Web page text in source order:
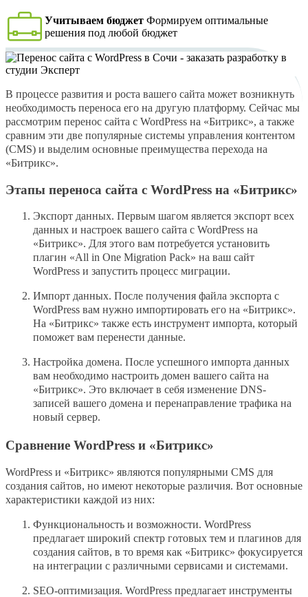
Учитываем бюджет Формируем оптимальные
решения под любой бюджет
В процессе развития и роста вашего сайта может возникнуть
необходимость переноса его на другую платформу. Сейчас мы
рассмотрим перенос сайта с WordPress на «Битрикс», а также
сравним эти две популярные системы управления контентом
(CMS) и выделим основные преимущества перехода на
«Битрикс».
Этапы переноса сайта с WordPress на «Битрикс»
Экспорт данных. Первым шагом является экспорт всех
данных и настроек вашего сайта с WordPress на
«Битрикс». Для этого вам потребуется установить
плагин «All in One Migration Pack» на ваш сайт
WordPress и запустить процесс миграции.
Импорт данных. После получения файла экспорта с
WordPress вам нужно импортировать его на «Битрикс».
На «Битрикс» также есть инструмент импорта, который
поможет вам перенести данные.
Настройка домена. После успешного импорта данных
вам необходимо настроить домен вашего сайта на
«Битрикс». Это включает в себя изменение DNS-
записей вашего домена и перенаправление трафика на
новый сервер.
Сравнение WordPress и «Битрикс»
WordPress и «Битрикс» являются популярными CMS для
создания сайтов, но имеют некоторые различия. Вот основные
характеристики каждой из них:
Функциональность и возможности. WordPress
предлагает широкий спектр готовых тем и плагинов для
создания сайтов, в то время как «Битрикс» фокусируется
на интеграции с различными сервисами и системами.
SEO-оптимизация. WordPress предлагает инструменты